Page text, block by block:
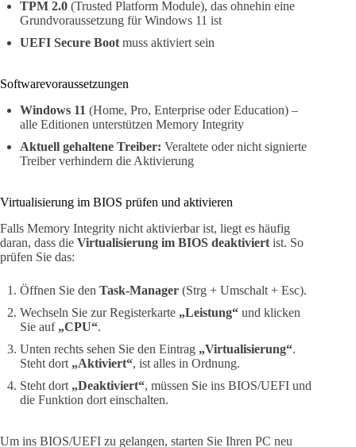
TPM 2.0 (Trusted Platform Module), das ohnehin eine
Grundvoraussetzung für Windows 11 ist
UEFI Secure Boot muss aktiviert sein
Softwarevoraussetzungen
Windows 11 (Home, Pro, Enterprise oder Education) –
alle Editionen unterstützen Memory Integrity
Aktuell gehaltene Treiber: Veraltete oder nicht signierte
Treiber verhindern die Aktivierung
Virtualisierung im BIOS prüfen und aktivieren
Falls Memory Integrity nicht aktivierbar ist, liegt es häufig
daran, dass die Virtualisierung im BIOS deaktiviert ist. So
prüfen Sie das:
Öffnen Sie den Task-Manager (Strg + Umschalt + Esc).
Wechseln Sie zur Registerkarte „Leistung“ und klicken
Sie auf „CPU“.
Unten rechts sehen Sie den Eintrag „Virtualisierung“.
Steht dort „Aktiviert“, ist alles in Ordnung.
Steht dort „Deaktiviert“, müssen Sie ins BIOS/UEFI und
die Funktion dort einschalten.
Um ins BIOS/UEFI zu gelangen, starten Sie Ihren PC neu